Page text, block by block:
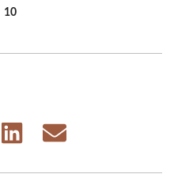
10
Share
Share